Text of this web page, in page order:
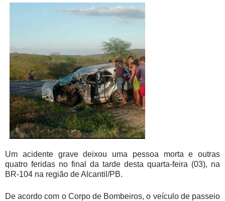
Um acidente grave deixou uma pessoa morta e outras
quatro feridas no final da tarde desta quarta-feira (03), na
BR-104 na região de Alcantil/PB.
De acordo com o Corpo de Bombeiros, o veículo de passeio